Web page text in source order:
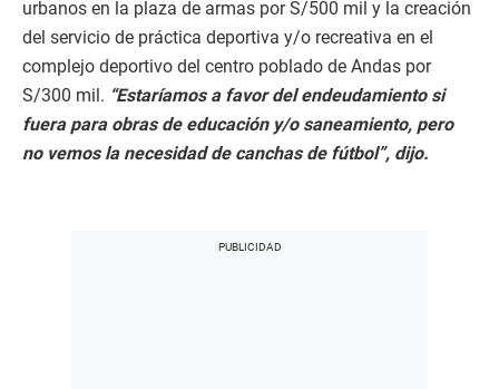
urbanos en la plaza de armas por S/500 mil y la creación
del servicio de práctica deportiva y/o recreativa en el
complejo deportivo del centro poblado de Andas por
S/300 mil. “Estaríamos a favor del endeudamiento si
fuera para obras de educación y/o saneamiento, pero
no vemos la necesidad de canchas de fútbol”, dijo.